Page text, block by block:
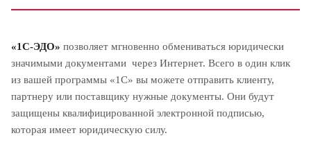
«1С-ЭДО» позволяет мгновенно обмениваться юридически
значимыми документами через Интернет. Всего в один клик
из вашей программы «1С» вы можете отправить клиенту,
партнеру или поставщику нужные документы. Они будут
защищены квалифицированной электронной подписью,
которая имеет юридическую силу.